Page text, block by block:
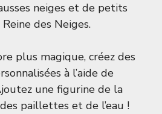
neiges et de petits
des Neiges.
plus magique, créez des
à l’aide de
une figurine de la
paillettes et de l’eau !